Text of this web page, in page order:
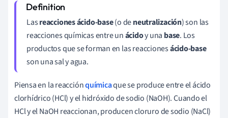
Lasreacciones ácido-base(o deneutralización) son las
reacciones químicas entre unácidoy una base. Los
productos que se forman en las reaccionesácido-base
son una sal y agua.
Piensa en la reacciónquímicaque se produce entre el ácido
clorhídrico (HCl) y el hidróxido de sodio (NaOH). Cuando el
HCl y el NaOH reaccionan, producen cloruro de sodio (NaCl)